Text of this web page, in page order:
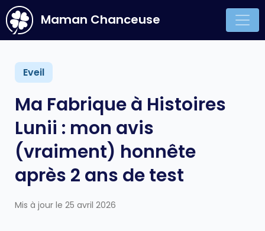
Main Navigation
Maman Chanceuse
Eveil
Ma Fabrique à Histoires
Lunii : mon avis
(vraiment) honnête
après 2 ans de test
Mis à jour le 25 avril 2026